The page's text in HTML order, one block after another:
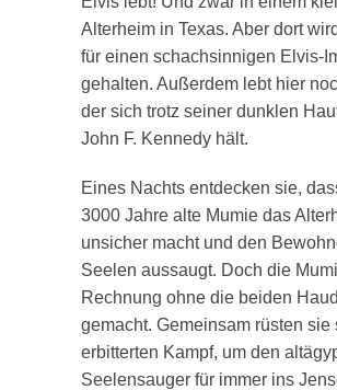
Alterheim in Texas. Aber dort
für einen schachsinnigen Elvis-
gehalten. Außerdem lebt hier
der sich trotz seiner dunklen
John F. Kennedy hält.
Eines Nachts entdecken sie,
3000 Jahre alte Mumie das
unsicher macht und den
Seelen aussaugt. Doch die
Rechnung ohne die beiden
gemacht. Gemeinsam rüsten sie
erbitterten Kampf, um den
Seelensauger für immer ins